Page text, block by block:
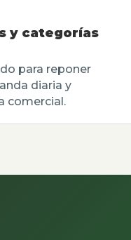
y categorías
para reponer
diaria y
comercial.